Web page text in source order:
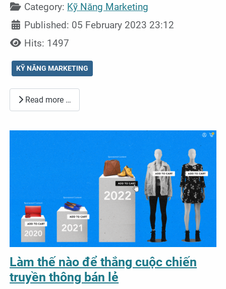
Category: Kỹ Năng Marketing
Published: 05 February 2023 23:12
Hits: 1497
KỸ NĂNG MARKETING
Read more …
Làm thế nào để thắng cuộc chiến
truyền thông bán lẻ